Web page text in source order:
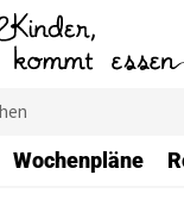
Wochenpläne